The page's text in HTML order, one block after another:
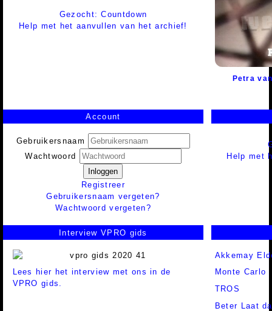
Gezocht: Countdown
Help met het aanvullen van het archief!
Petra
Account
Gebruikersnaam
Wachtwoord
Inloggen
Registreer
Gebruikersnaam vergeten?
Wachtwoord vergeten?
Help met
Interview VPRO gids
Lees hier het interview met ons in de
VPRO gids.
Akkemay
Monte Carlo
TROS
Beter Laat